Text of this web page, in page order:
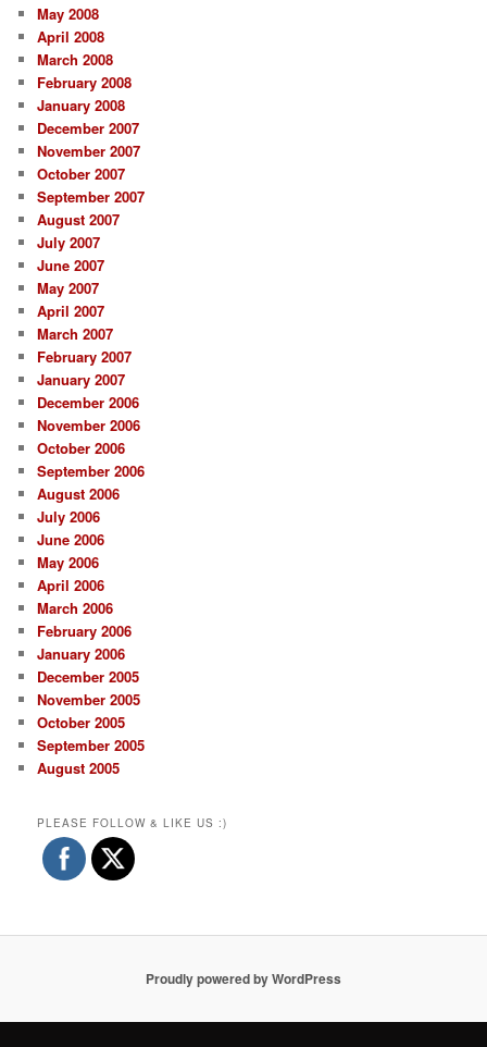
May 2008
April 2008
March 2008
February 2008
January 2008
December 2007
November 2007
October 2007
September 2007
August 2007
July 2007
June 2007
May 2007
April 2007
March 2007
February 2007
January 2007
December 2006
November 2006
October 2006
September 2006
August 2006
July 2006
June 2006
May 2006
April 2006
March 2006
February 2006
January 2006
December 2005
November 2005
October 2005
September 2005
August 2005
PLEASE FOLLOW & LIKE US :)
Proudly powered by WordPress